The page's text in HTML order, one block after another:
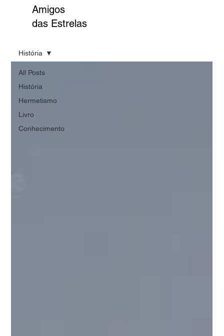
Amigos
das Estrelas
All Posts
História
Hermetismo
Livro
Conhecimento
História